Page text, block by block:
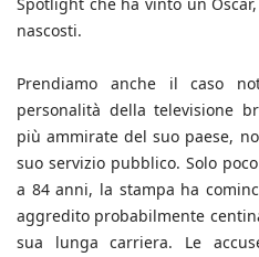
nascosti.
Prendiamo anche il caso
personalità della televisione
più ammirate del suo paese,
suo servizio pubblico. Solo
a 84 anni, la stampa ha
aggredito probabilmente
sua lunga carriera. Le